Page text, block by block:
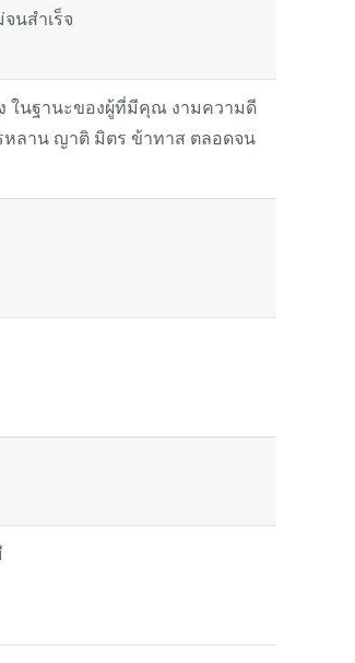
นสำเร็จ
ในฐานะของผู้ที่มีคุณ งามความดี
ลาน ญาติ มิตร ข้าทาส ตลอดจน